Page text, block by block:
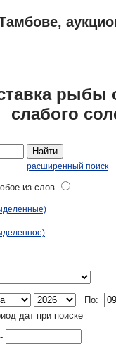
рыбы
слабого
Найти
расширенный поиск
из слов
По:
дат при поиске
-